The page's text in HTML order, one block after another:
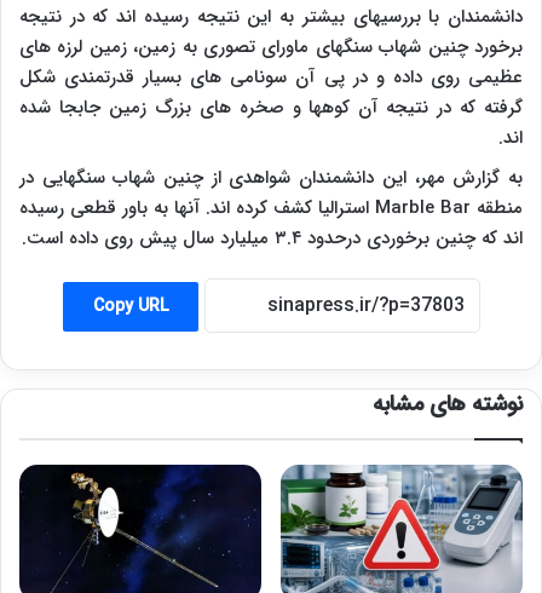
دانشمندان با بررسیهای بیشتر به این نتیجه رسیده اند که در نتیجه
برخورد چنین شهاب سنگهای ماورای تصوری به زمین، زمین لرزه های
عظیمی روی داده و در پی آن سونامی های بسیار قدرتمندی شکل
گرفته که در نتیجه آن کوهها و صخره های بزرگ زمین جابجا شده
اند.
به گزارش مهر، این دانشمندان شواهدی از چنین شهاب سنگهایی در
منطقه Marble Bar استرالیا کشف کرده اند. آنها به باور قطعی رسیده
اند که چنین برخوردی درحدود ۳.۴ میلیارد سال پیش روی داده است.
Copy URL
نوشته های مشابه